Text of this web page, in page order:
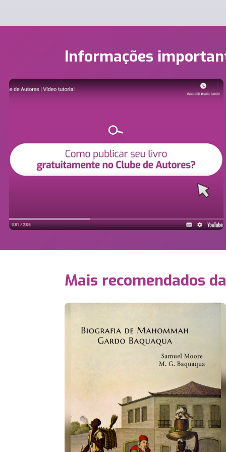
Informações
Mais recomendados